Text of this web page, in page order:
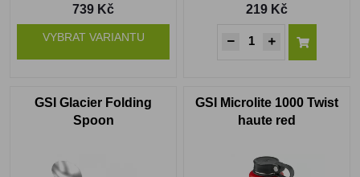
739 Kč
VYBRAT VARIANTU
219 Kč
GSI Glacier Folding
Spoon
GSI Microlite 1000 Twist
haute red